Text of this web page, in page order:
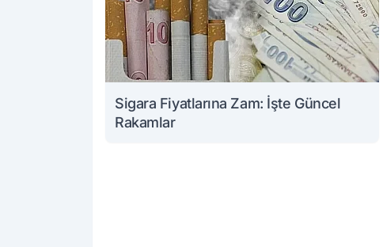
Sigara Fiyatlarına Zam: İşte Güncel
Rakamlar